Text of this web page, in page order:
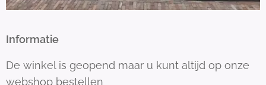
Informatie
De winkel is geopend maar u kunt altijd op onze
webshop bestellen